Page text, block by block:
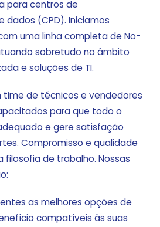
para centros de
dados (CPD). Iniciamos
uma linha completa de No-
sobretudo no âmbito
e soluções de TI.
de técnicos e vendedores
para que todo o
e gere satisfação
Compromisso e qualidade
filosofia de trabalho. Nossas
as melhores opções de
compatíveis às suas